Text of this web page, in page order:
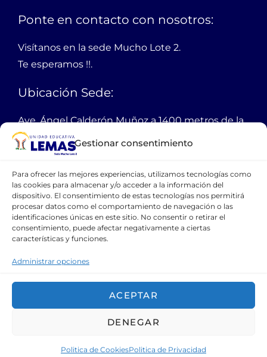
Gestionar consentimiento
Para ofrecer las mejores experiencias, utilizamos tecnologías como
las cookies para almacenar y/o acceder a la información del
dispositivo. El consentimiento de estas tecnologías nos permitirá
procesar datos como el comportamiento de navegación o las
identificaciones únicas en este sitio. No consentir o retirar el
consentimiento, puede afectar negativamente a ciertas
características y funciones.
Administrar opciones
ACEPTAR
DENEGAR
Politica de CookiesPolitica de Privacidad
Ponte en contacto con nosotros:
Visítanos en la sede Mucho Lote 2.
Te esperamos !!.
Ubicación Sede:
Ave. Ángel Calderón Muñoz a 1400 metros de la
autopista Narcisa de Jesús
Guayaquil Ecuador
PBX:38 11 200
Email:webmaster@lemas.edu.ec
Celular: 099 111 1094
CONTÁCTANOS